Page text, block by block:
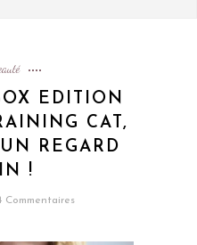
EDITION
CAT,
REGARD
!
Commentaires